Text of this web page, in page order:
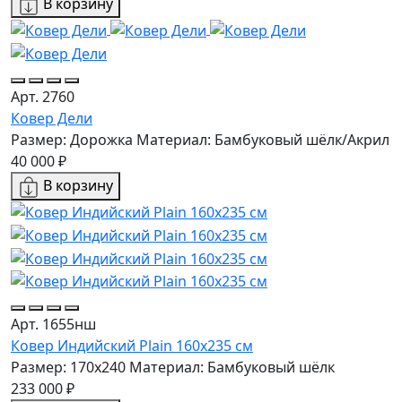
Арт. 2760
Ковер Дели
Размер: Дорожка Материал: Бамбуковый шёлк/Акрил
40 000 ₽
В корзину
Арт. 1655нш
Ковер Индийский Plain 160x235 см
Размер: 170x240 Материал: Бамбуковый шёлк
233 000 ₽